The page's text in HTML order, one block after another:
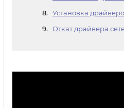
Установка
Откат драйвера